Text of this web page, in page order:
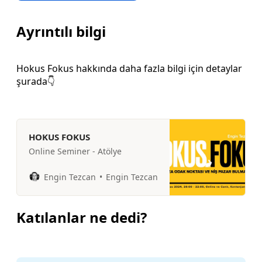
Ayrıntılı bilgi
Hokus Fokus hakkında daha fazla bilgi için detaylar
şurada👇
HOKUS FOKUS
Online Seminer - Atölye
Engin Tezcan Engin Tezcan
Katılanlar ne dedi?